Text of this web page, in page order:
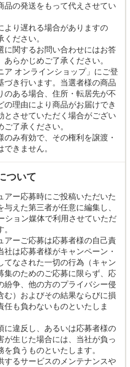
品の発送をもって代えさせてい
より遅れる場合がありますの
ださい。
に関するお問い合わせにはお答
あらかじめご了承ください。
ア オンラインショップ」にご登
づき行います。当選者様の商品
のある場合、住所・転居先が不
の理由により商品がお届けでき
とさせていただく場合がござい
ご了承ください。
のみ有効で、その権利を譲渡・
きません。
ついて
アー応募時にご投稿いただいた
えた第三者が任意に編集し、
ション媒体で利用させていただ
アーご応募は応募者様の自己責
社は応募者様がキャンペーン・
てなされた一切の行為（キャン
集のためのご応募に限らず、応
紛争、他の方のプライバシー侵
む）およびその結果ならびに損
任も負わないものといたしま
に違反し、あるいは応募者様の
が生じた場合には、当社が負っ
負うものといたします。
するサービスのメンテナンスや